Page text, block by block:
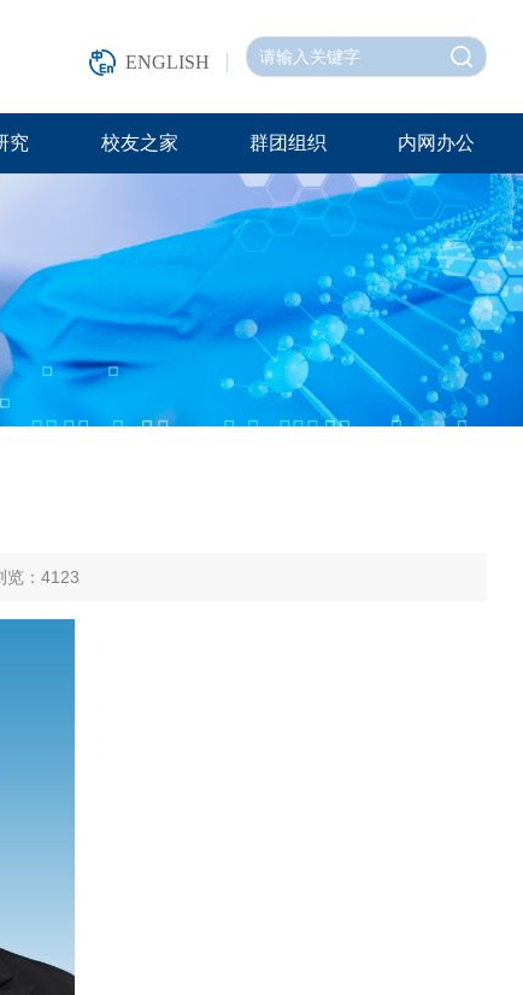
ENGLISH
究 校友之家 群团组织 内网办公
： 4123